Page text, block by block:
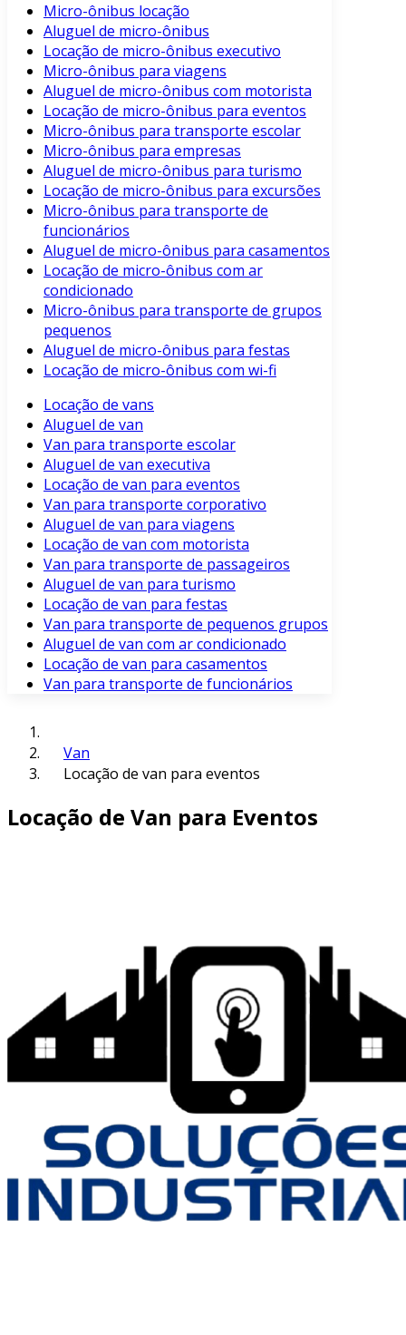
Micro-ônibus locação
Aluguel de micro-ônibus
Locação de micro-ônibus executivo
Micro-ônibus para viagens
Aluguel de micro-ônibus com motorista
Locação de micro-ônibus para eventos
Micro-ônibus para transporte escolar
Micro-ônibus para empresas
Aluguel de micro-ônibus para turismo
Locação de micro-ônibus para excursões
Micro-ônibus para transporte de
funcionários
Aluguel de micro-ônibus para casamentos
Locação de micro-ônibus com ar
condicionado
Micro-ônibus para transporte de grupos
pequenos
Aluguel de micro-ônibus para festas
Locação de micro-ônibus com wi-fi
Locação de vans
Aluguel de van
Van para transporte escolar
Aluguel de van executiva
Locação de van para eventos
Van para transporte corporativo
Aluguel de van para viagens
Locação de van com motorista
Van para transporte de passageiros
Aluguel de van para turismo
Locação de van para festas
Van para transporte de pequenos grupos
Aluguel de van com ar condicionado
Locação de van para casamentos
Van para transporte de funcionários
Van
Locação de van para eventos
Locação de Van para Eventos